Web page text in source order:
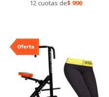
12 cuotas de$ 990